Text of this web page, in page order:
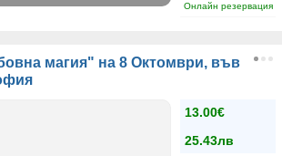
Онлайн резервация
магия" на 8 Октомври, във
13.00€
25.43лв